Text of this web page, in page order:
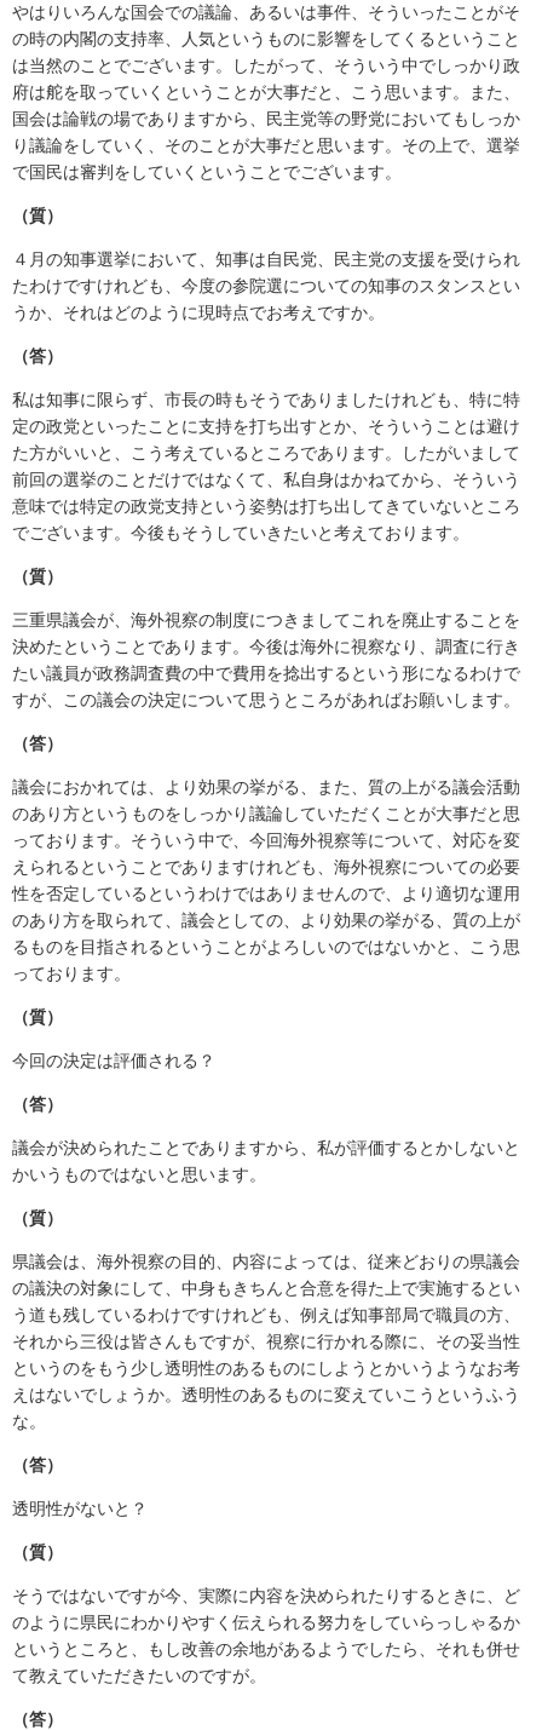
やはりいろんな国会での議論、あるいは事件、そういったことがそ
の時の内閣の支持率、人気というものに影響をしてくるということ
は当然のことでございます。したがって、そういう中でしっかり政
府は舵を取っていくということが大事だと、こう思います。また、
国会は論戦の場でありますから、民主党等の野党においてもしっか
り議論をしていく、そのことが大事だと思います。その上で、選挙
で国民は審判をしていくということでございます。
（質）
４月の知事選挙において、知事は自民党、民主党の支援を受けられ
たわけですけれども、今度の参院選についての知事のスタンスとい
うか、それはどのように現時点でお考えですか。
（答）
私は知事に限らず、市長の時もそうでありましたけれども、特に特
定の政党といったことに支持を打ち出すとか、そういうことは避け
た方がいいと、こう考えているところであります。したがいまして
前回の選挙のことだけではなくて、私自身はかねてから、そういう
意味では特定の政党支持という姿勢は打ち出してきていないところ
でございます。今後もそうしていきたいと考えております。
（質）
三重県議会が、海外視察の制度につきましてこれを廃止することを
決めたということであります。今後は海外に視察なり、調査に行き
たい議員が政務調査費の中で費用を捻出するという形になるわけで
すが、この議会の決定について思うところがあればお願いします。
（答）
議会におかれては、より効果の挙がる、また、質の上がる議会活動
のあり方というものをしっかり議論していただくことが大事だと思
っております。そういう中で、今回海外視察等について、対応を変
えられるということでありますけれども、海外視察についての必要
性を否定しているというわけではありませんので、より適切な運用
のあり方を取られて、議会としての、より効果の挙がる、質の上が
るものを目指されるということがよろしいのではないかと、こう思
っております。
（質）
今回の決定は評価される？
（答）
議会が決められたことでありますから、私が評価するとかしないと
かいうものではないと思います。
（質）
県議会は、海外視察の目的、内容によっては、従来どおりの県議会
の議決の対象にして、中身もきちんと合意を得た上で実施するとい
う道も残しているわけですけれども、例えば知事部局で職員の方、
それから三役は皆さんもですが、視察に行かれる際に、その妥当性
というのをもう少し透明性のあるものにしようとかいうようなお考
えはないでしょうか。透明性のあるものに変えていこうというふう
な。
（答）
透明性がないと？
（質）
そうではないですが今、実際に内容を決められたりするときに、ど
のように県民にわかりやすく伝えられる努力をしていらっしゃるか
というところと、もし改善の余地があるようでしたら、それも併せ
て教えていただきたいのですが。
（答）